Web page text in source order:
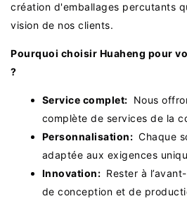
création d'emballages percutants
vision de nos clients.
Pourquoi choisir Huaheng pour
?
Service complet: Nous
complète de services de la
Personnalisation: Chaque
adaptée aux exigences
Innovation: Rester à
de conception et de